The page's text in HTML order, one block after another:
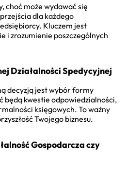
choć może wydawać się
dla każdego
Kluczem jest
i zrozumienie poszczególnych
Działalności Spedycyjnej
decyzją jest wybór formy
będą kwestie odpowiedzialności,
księgowych. To ważny
Twojego biznesu.
Gospodarcza czy